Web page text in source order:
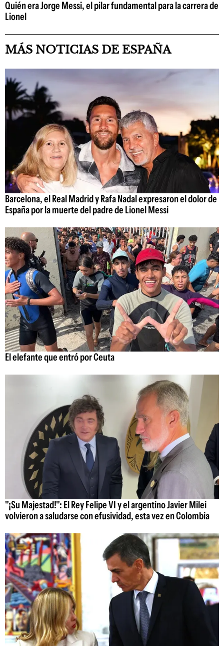
Quién era Jorge Messi, el pilar fundamental para la carrera de
Lionel
MÁS NOTICIAS DE ESPAÑA
Barcelona, el Real Madrid y Rafa Nadal expresaron el dolor de
España por la muerte del padre de Lionel Messi
El elefante que entró por Ceuta
"¡Su Majestad!": El Rey Felipe VI y el argentino Javier Milei
volvieron a saludarse con efusividad, esta vez en Colombia